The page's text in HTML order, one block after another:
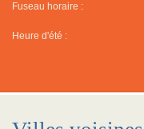
Fuseau horaire :
Heure d'été :